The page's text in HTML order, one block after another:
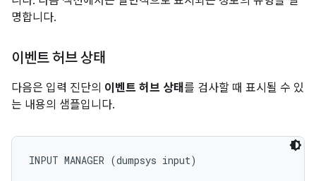
명합니다.
이벤트 허브 상태
다음은 입력 진단의 이벤트 허브 상태 를 검사할 때 표시될 수 있
는 내용의 샘플입니다.
INPUT MANAGER (dumpsys input)